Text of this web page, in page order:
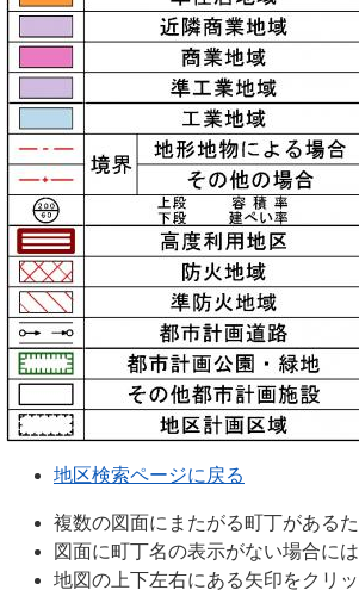
地区検索ページに戻る
複数の図面にまたがる町丁がある
図面に町丁名の表示がない場合に
地図の上下左右にある矢印をクリ